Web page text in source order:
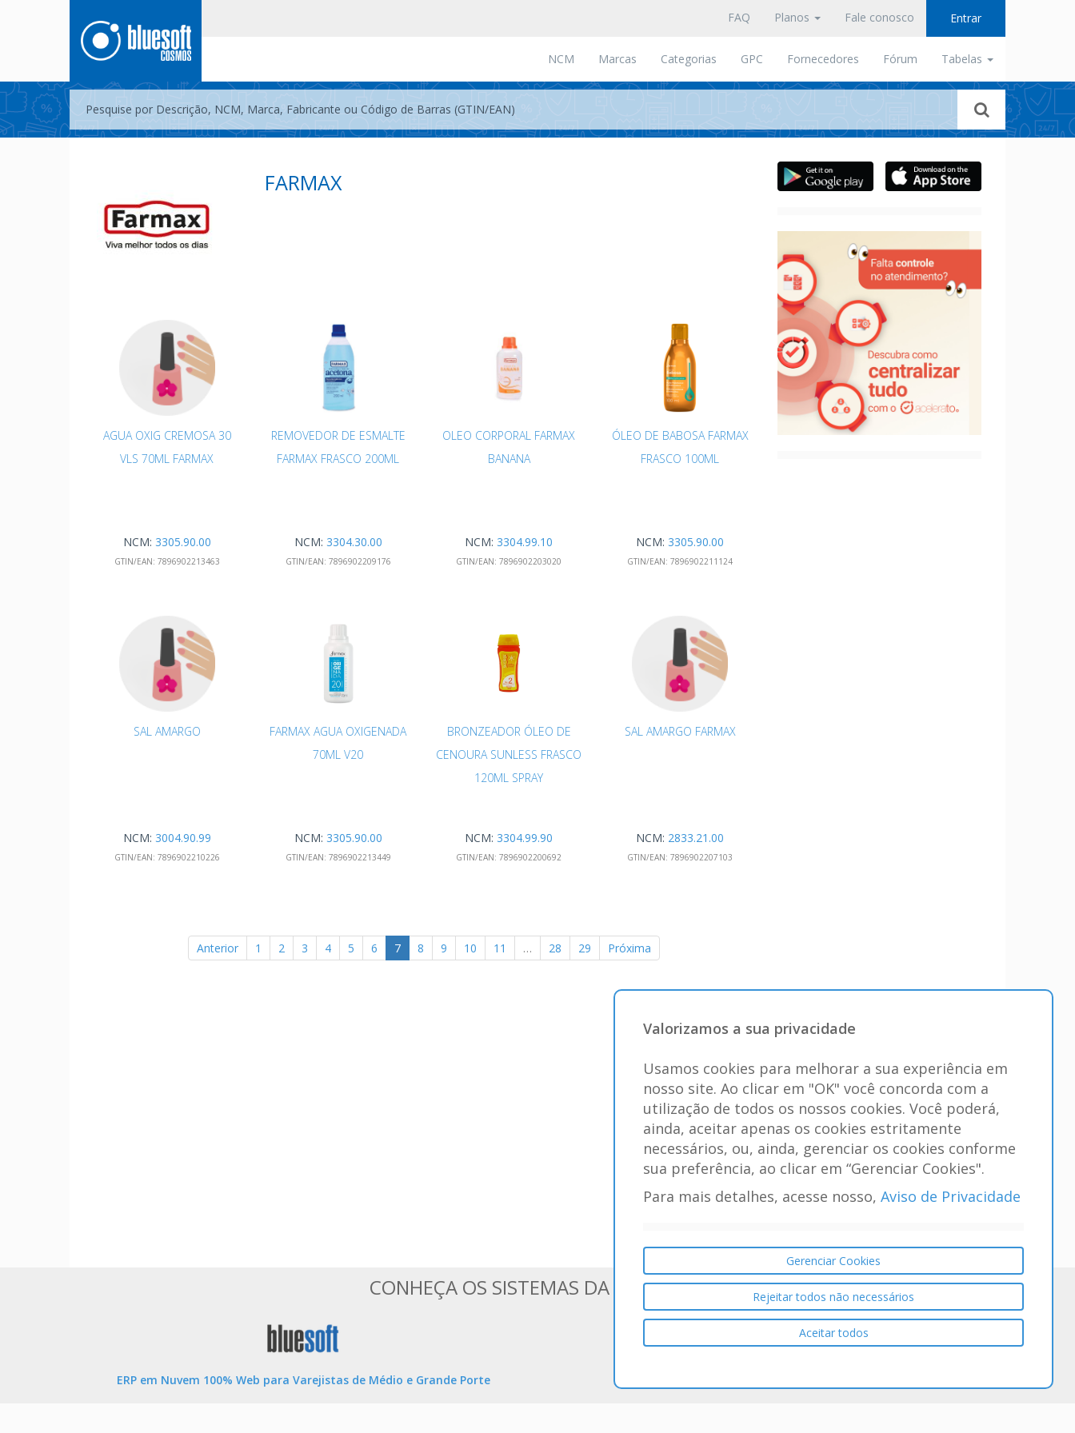
FAQ Planos Fale conosco Entrar
NCM Marcas Categorias GPC Fornecedores Fórum Tabelas
FARMAX
AGUA OXIG CREMOSA 30
VLS 70ML FARMAX
NCM: 3305.90.00
GTIN/EAN: 7896902213463
REMOVEDOR DE ESMALTE
FARMAX FRASCO 200ML
NCM: 3304.30.00
GTIN/EAN: 7896902209176
OLEO CORPORAL FARMAX
BANANA
NCM: 3304.99.10
GTIN/EAN: 7896902203020
ÓLEO DE BABOSA FARMAX
FRASCO 100ML
NCM: 3305.90.00
GTIN/EAN: 7896902211124
SAL AMARGO
NCM: 3004.90.99
GTIN/EAN: 7896902210226
FARMAX AGUA OXIGENADA
70ML V20
NCM: 3305.90.00
GTIN/EAN: 7896902213449
BRONZEADOR ÓLEO DE
CENOURA SUNLESS FRASCO
120ML SPRAY
NCM: 3304.99.90
GTIN/EAN: 7896902200692
SAL AMARGO FARMAX
NCM: 2833.21.00
GTIN/EAN: 7896902207103
Anterior 1 2 3 4 5 6 7 8 9 10 11 … 28 29 Próxima
CONHEÇA OS SISTEMAS DA BLUESOFT
ERP em Nuvem 100% Web para Varejistas de Médio e Grande Porte
Valorizamos a sua privacidade
Usamos cookies para melhorar a sua experiência em
nosso site. Ao clicar em "OK" você concorda com a
utilização de todos os nossos cookies. Você poderá,
ainda, aceitar apenas os cookies estritamente
necessários, ou, ainda, gerenciar os cookies conforme
sua preferência, ao clicar em “Gerenciar Cookies".
Para mais detalhes, acesse nosso,Aviso de Privacidade
Gerenciar Cookies
Rejeitar todos não necessários
Aceitar todos